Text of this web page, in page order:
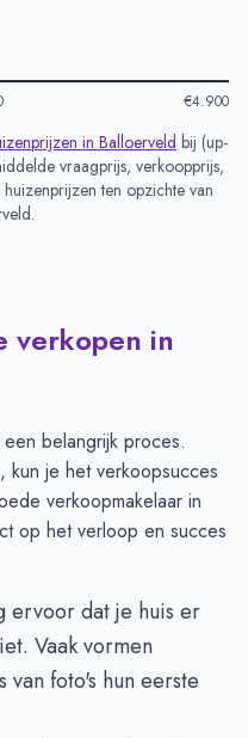
€4.900
in Balloerveld bij (up-
vraagprijs, verkoopprijs,
ten opzichte van
.
verkopen in
belangrijk proces.
je het verkoopsucces
verkoopmakelaar in
op het verloop en succes
ervoor dat je huis er
Vaak vormen
foto's hun eerste